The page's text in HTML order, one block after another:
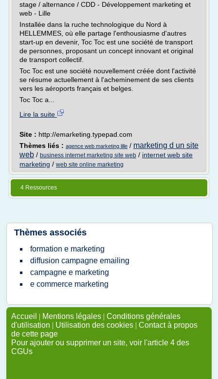
stage / alternance / CDD - Développement marketing et
web - Lille
Installée dans la ruche technologique du Nord à
HELLEMMES, où elle partage l'enthousiasme d'autres
start-up en devenir, Toc Toc est une société de transport
de personnes, proposant un concept innovant et original
de transport collectif.
Toc Toc est une société nouvellement créée dont l'activité
se résume actuellement à l'acheminement de ses clients
vers les aéroports français et belges.
Toc Toc a...
Lire la suite
Site : http://emarketing.typepad.com
Thèmes liés : agence web marketing lille / marketing d un site
web / business internet marketing site web / internet web site
marketing / web site online marketing
4 Ressources
Thèmes associés
formation e marketing
diffusion campagne emailing
campagne e marketing
e commerce marketing
Accueil | Mentions légales | Conditions générales
d'utilisation | Utilisation des cookies | Contact à propos
de cette page
Pour ajouter ou supprimer un site, voir l'article 4 des
CGUs